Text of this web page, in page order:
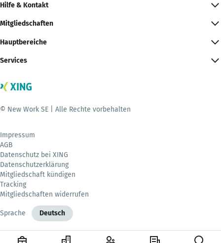
Hilfe & Kontakt
Mitgliedschaften
Hauptbereiche
Services
© New Work SE | Alle Rechte vorbehalten
Impressum
AGB
Datenschutz bei XING
Datenschutzerklärung
Mitgliedschaft kündigen
Tracking
Mitgliedschaften widerrufen
Sprache Deutsch